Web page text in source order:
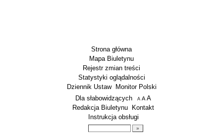
Strona główna
Mapa Biuletynu
Rejestr zmian treści
Statystyki oglądalności
Dziennik Ustaw
Monitor Polski
Menu dodatkowe
Dla słabowidzących A pomniejsz czcionkę
A standardowy rozmiar czcionki
A
Redakcja Biuletynu
Kontakt
Instrukcja obsługi